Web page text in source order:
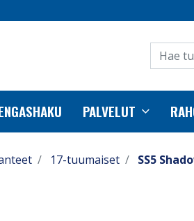
PALVELUT
17-tuumaiset SS5